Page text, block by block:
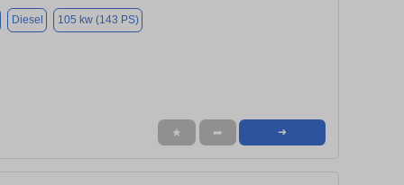
Diesel 105 kw (143 PS)
★ ➦ ➜